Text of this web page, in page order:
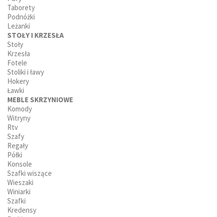
praktyczna opcja pozwala zaoszczędzić miejsce w
pomieszczeniu, szczególnie w mniejszych mieszkaniach
lub pokojach gościnnych. Dzięki zastosowaniu wysokiej
jakości materiałów oraz nowoczesnych mechanizmów,
sofy rozkładane gwarantują komfortowy sen i
odpoczynek zarówno dla użytkowników, jak i ich gości.
Bez wątpienia będą stanowić niezastąpione
rozwiązanie dla tych, którzy cenią sobie
funkcjonalność, estetykę oraz wygodę w jednym meblu.
Sofy rozkładane dostępne są w różnorodnych
designach i kolorach, co pozwala dopasować je do
Nowoczesne
rozwiązaniem dla tych, którzy potrzebują dodatkowego
miejsca do spania w salonie. W naszej ofercie znajdziesz
kanapy rozkładane
Taborety
Podnóżki
Leżanki
STOŁY I KRZESŁA
Stoły
Krzesła
Fotele
Stoliki i ławy
Hokery
Ławki
MEBLE SKRZYNIOWE
Komody
Witryny
Rtv
Szafy
Regały
Półki
Konsole
Szafki wiszące
Wieszaki
Winiarki
Szafki
Kredensy